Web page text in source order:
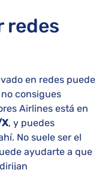
redes
en redes puede
consigues
Airlines está en
, y puedes
No suele ser el
ayudarte a que